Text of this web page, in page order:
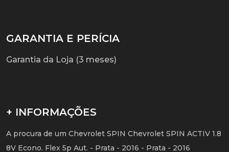
GARANTIA E PERÍCIA
Garantia da Loja (3 meses)
+ INFORMAÇÕES
A procura de um Chevrolet SPIN Chevrolet SPIN ACTIV 1.8
8V Econo. Flex 5p Aut. - Prata - 2016 - Prata - 2016